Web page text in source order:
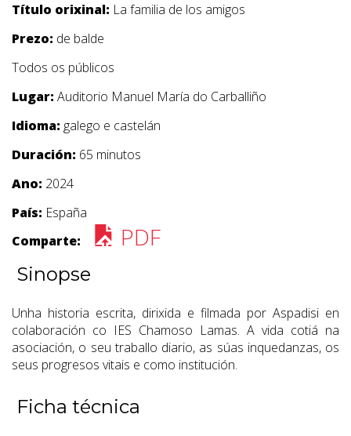
Título orixinal: La familia de los amigos
Prezo: de balde
Todos os públicos
Lugar: Auditorio Manuel María do Carballiño
Idioma: galego e castelán
Duración: 65 minutos
Ano: 2024
País: España
Comparte:
PDF
Sinopse
Unha historia escrita, dirixida e filmada por Aspadisi en
colaboración co IES Chamoso Lamas. A vida cotiá na
asociación, o seu traballo diario, as súas inquedanzas, os
seus progresos vitais e como institución.
Ficha técnica